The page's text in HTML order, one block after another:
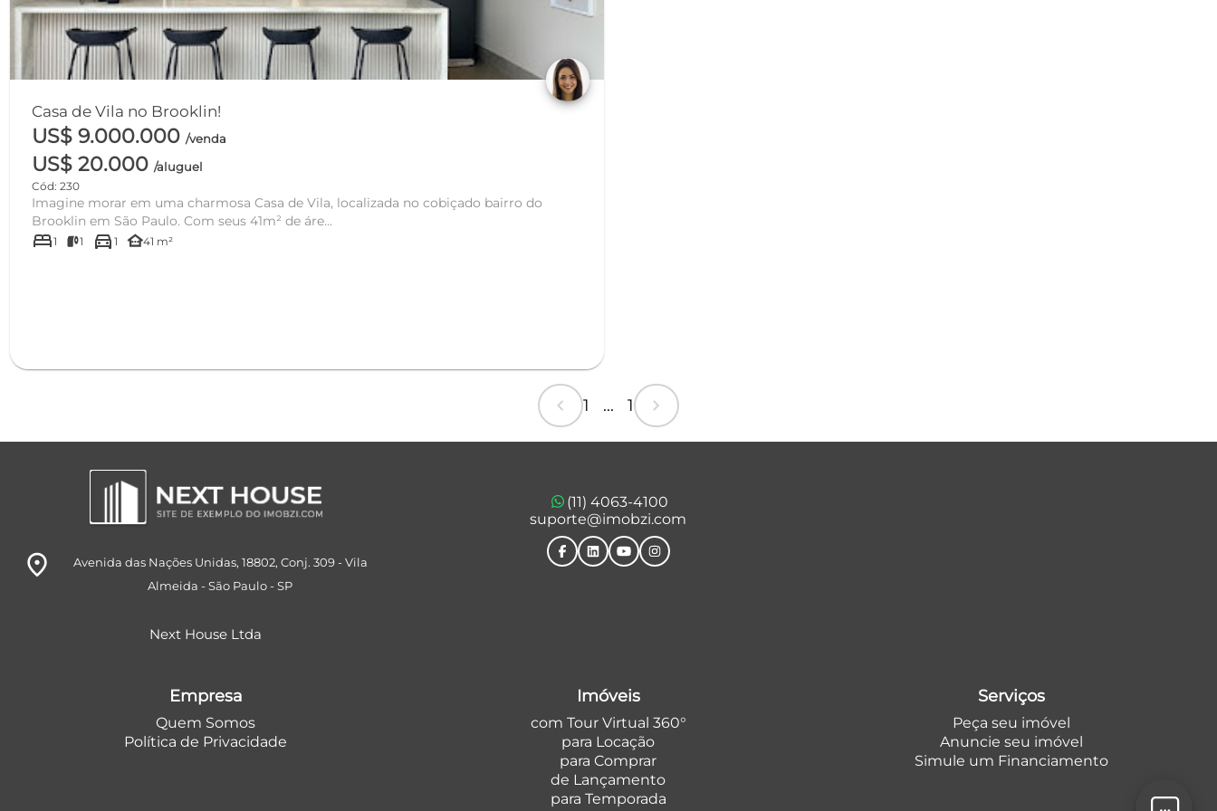
Casa de Vila no Brooklin!
US$ 9.000.000 /venda
US$ 20.000 /aluguel
Cód: 230
Imagine morar em uma charmosa Casa de Vila, localizada no cobiçado bairro do
Brooklin em São Paulo. Com seus 41m² de áre...
bed1 1 directions_car 1 other_houses41 m²
chevron_left 1 ... 1 chevron_right
room Avenida das Nações Unidas, 18802, Conj. 309- Vila
Almeida - São Paulo- SP
Next House Ltda
(11) 4063-4100
suporte@imobzi.com
Empresa
Quem Somos
Política de Privacidade
Imóveis
com Tour Virtual 360°
para Locação
para Comprar
de Lançamento
para Temporada
Serviços
Peça seu imóvel
Anuncie seu imóvel
Simule um Financiamento